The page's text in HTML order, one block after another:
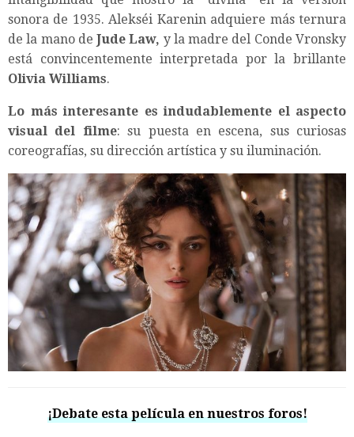
sonora de 1935. Alekséi Karenin adquiere más ternura
de la mano deJude Law, y la madre del Conde Vronsky
está convincentemente interpretada por la brillante
Olivia Williams.
Lo más interesante es indudablemente el aspecto
visual del filme: su puesta en escena, sus curiosas
coreografías, su dirección artística y su iluminación.
¡Debate esta película en nuestros foros!